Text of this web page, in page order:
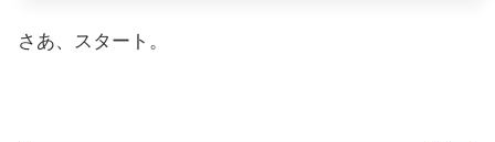
さあ、スタート。